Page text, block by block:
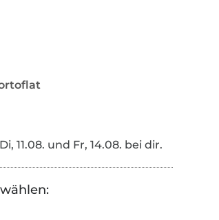
11.08. und Fr, 14.08. bei dir.